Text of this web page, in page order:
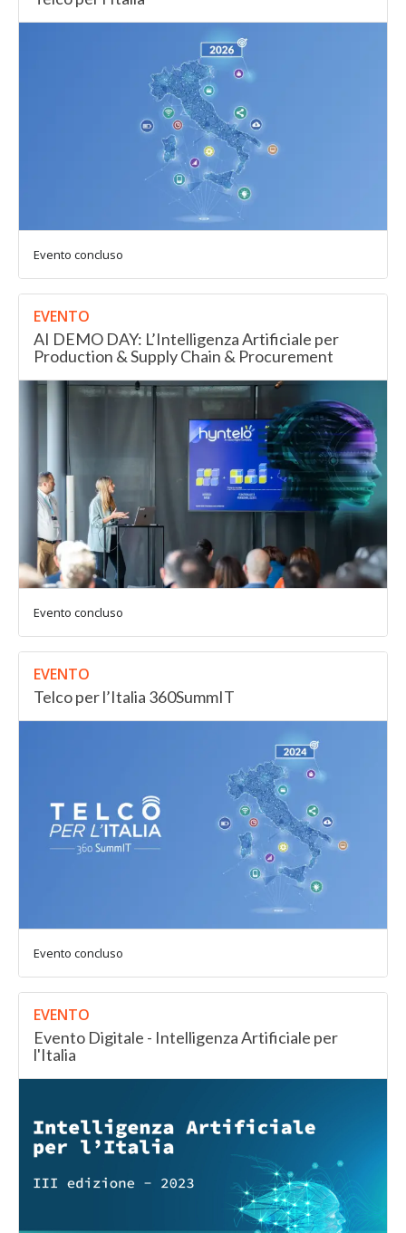
Evento concluso
EVENTO
AI DEMO DAY: L’Intelligenza Artificiale per
Production & Supply Chain & Procurement
Evento concluso
EVENTO
Telco per l’Italia 360SummIT
Evento concluso
EVENTO
Evento Digitale - Intelligenza Artificiale per
l'Italia